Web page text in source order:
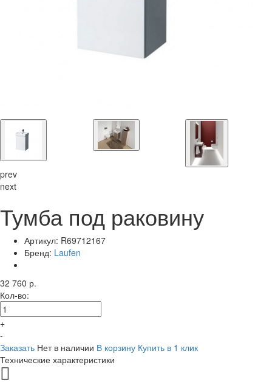
prev
next
Тумба под раковину
Артикул: R69712167
Бренд: Laufen
32 760 р.
Кол-во:
+
-
Заказать Нет в наличии В корзину Купить в 1 клик
Технические характеристики